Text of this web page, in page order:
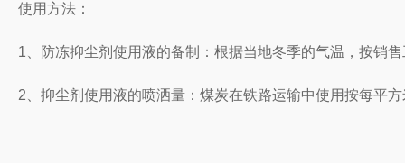
使用方法：
1、防冻抑尘剂使用液的备制：根据当地冬季的气温，按销
2、抑尘剂使用液的喷洒量：煤炭在铁路运输中使用按每平